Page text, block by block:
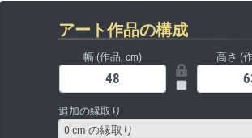
アート作品の構成
幅 (作品, cm) 高さ (
追加の縁取り
0 cm の縁取り